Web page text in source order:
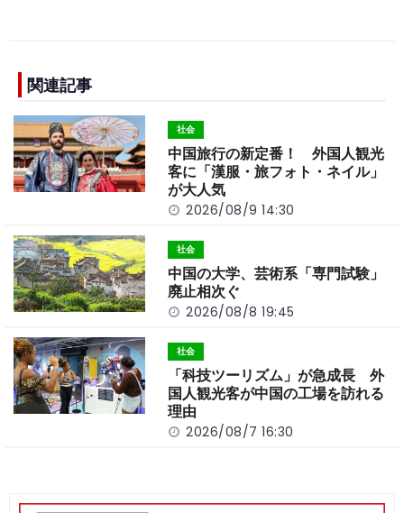
a
e
b
o
o
k
n e o
n
k
関連記事
社会
中国旅行の新定番！ 外国人観光
客に「漢服・旅フォト・ネイル」
が大人気
2026/08/9 14:30
社会
中国の大学、芸術系「専門試験」
廃止相次ぐ
2026/08/8 19:45
社会
「科技ツーリズム」が急成長 外
国人観光客が中国の工場を訪れる
理由
2026/08/7 16:30